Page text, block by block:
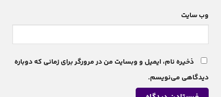
وب‌ سایت
ذخیره نام، ایمیل و وبسایت من در مرورگر برای زمانی که دوباره
دیدگاهی می‌نویسم.